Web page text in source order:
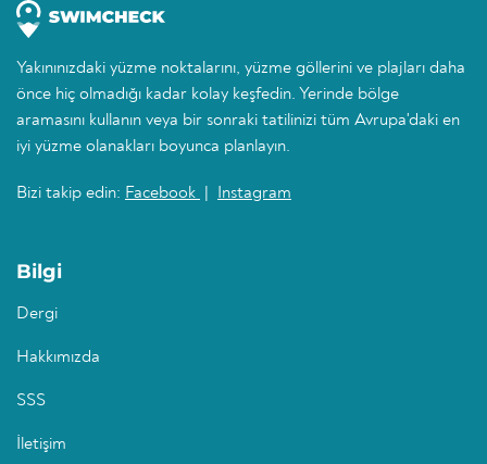
Yakınınızdaki yüzme noktalarını, yüzme göllerini ve plajları daha
önce hiç olmadığı kadar kolay keşfedin. Yerinde bölge
aramasını kullanın veya bir sonraki tatilinizi tüm Avrupa'daki en
iyi yüzme olanakları boyunca planlayın.
Bizi takip edin: Facebook Instagram
Bilgi
Dergi
Hakkımızda
SSS
İletişim